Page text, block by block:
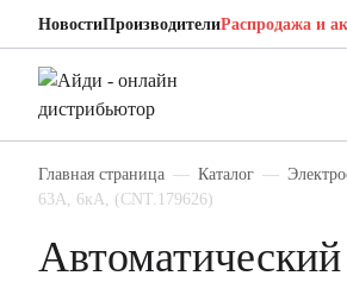
НовостиПроизводителиРаспродажа и
Главная страница Каталог
63А, 6кА, (CNT.179626)
CHINT 179626
Автоматический